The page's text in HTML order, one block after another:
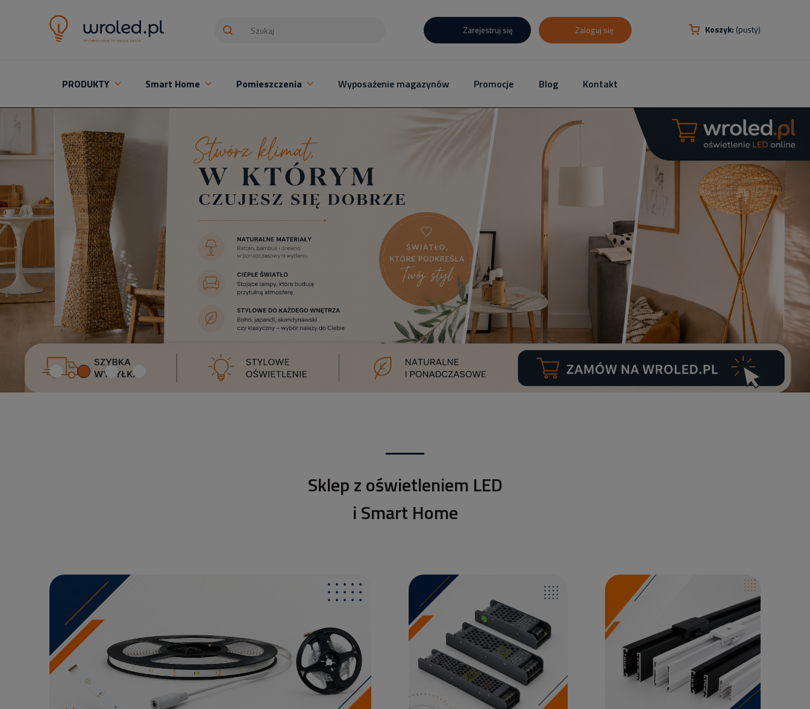
Koszyk: (pusty)
Zarejestruj się Zaloguj się
PRODUKTY Smart Home Pomieszczenia Wyposażenie magazynów Promocje Blog Kontakt
Sklep z oświetleniem LED
i Smart Home